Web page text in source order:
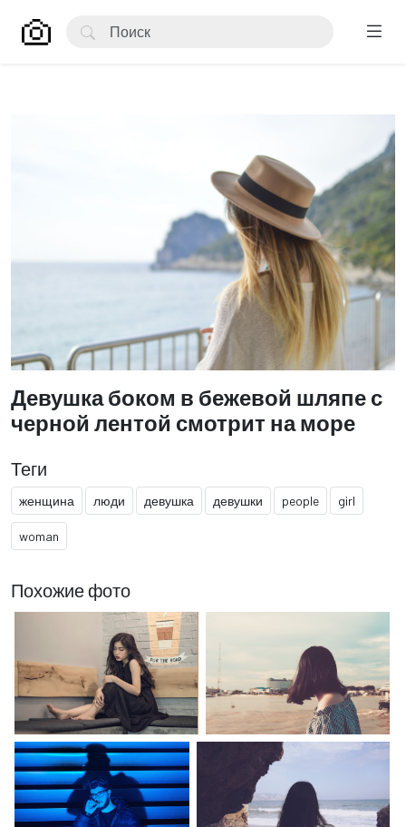
Девушка боком в бежевой шляпе с
черной лентой смотрит на море
Теги
женщина люди девушка девушки people girl
woman
Похожие фото